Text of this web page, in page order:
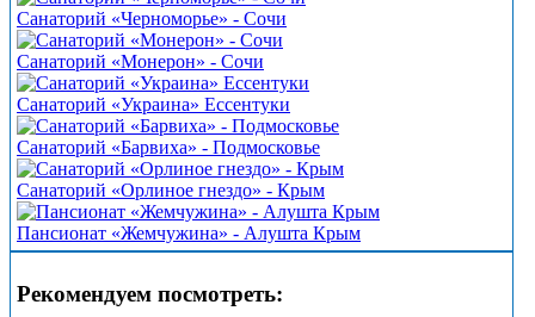
Санаторий «Черноморье» - Сочи
Санаторий «Монерон» - Сочи
Санаторий «Украина» Ессентуки
Санаторий «Барвиха» - Подмосковье
Санаторий «Орлиное гнездо» - Крым
Пансионат «Жемчужина» - Алушта Крым
Рекомендуем посмотреть: